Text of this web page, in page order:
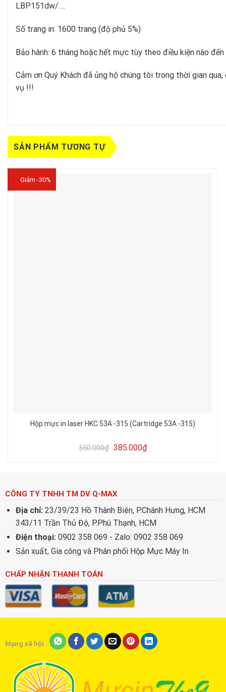
LBP151dw/….
Số trang in: 1600 trang (độ phủ 5%)
Bảo hành: 6 tháng hoặc hết mực tùy theo điều kiện nào
Cảm ơn Quý Khách đã ủng hộ chúng tôi trong thời gian
vụ !!!
SẢN PHẨM TƯƠNG TỰ
Giảm -30%
Hộp mực in laser HKC 53A -315 (Cartridge 53A -315)
550.000₫ 385.000₫
CÔNG TY TNHH TM DV Q-MAX
Địa chỉ: 23/39/23 Hồ Thành Biên, P.Chánh Hưng, HCM
343/11 Trần Thủ Độ, P.Phú Thạnh, HCM
Điện thoại: 0902 358 069 - Zalo: 0902 358 069
Sản xuất, Gia công và Phân phối Hộp Mực Máy In
CHẤP NHẬN THANH TOÁN
Mạng xã hội